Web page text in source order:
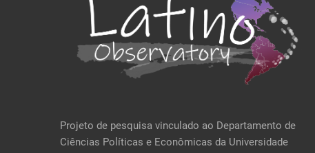
Projeto de pesquisa vinculado ao Departamento de
Ciências Políticas e Econômicas da Universidade